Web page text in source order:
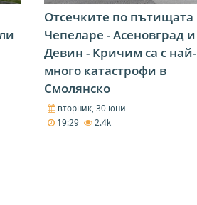
Отсечките по пътищата
Чепеларе - Асеновград и
Девин - Кричим са с най-
много катастрофи в
Смолянско
вторник, 30 юни
19:29
2.4k